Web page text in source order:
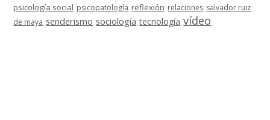
psicología social psicopatología reflexión relaciones salvador ruiz
de maya senderismo sociología tecnología vídeo